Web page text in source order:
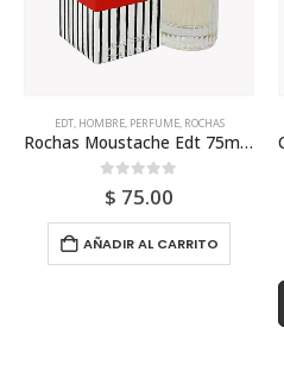
EDT, HOMBRE, PERFUME, ROCHAS
Rochas Moustache Edt 75ml Para Hombre
0out of 5
$ 75.00
AÑADIR AL CARRITO